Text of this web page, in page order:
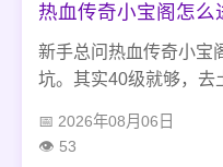
热血传奇小宝阁怎
新手总问热血传奇小宝
坑。其实40级就够，去
VIP忽悠，也别和藏宝
2026年08月06日
53